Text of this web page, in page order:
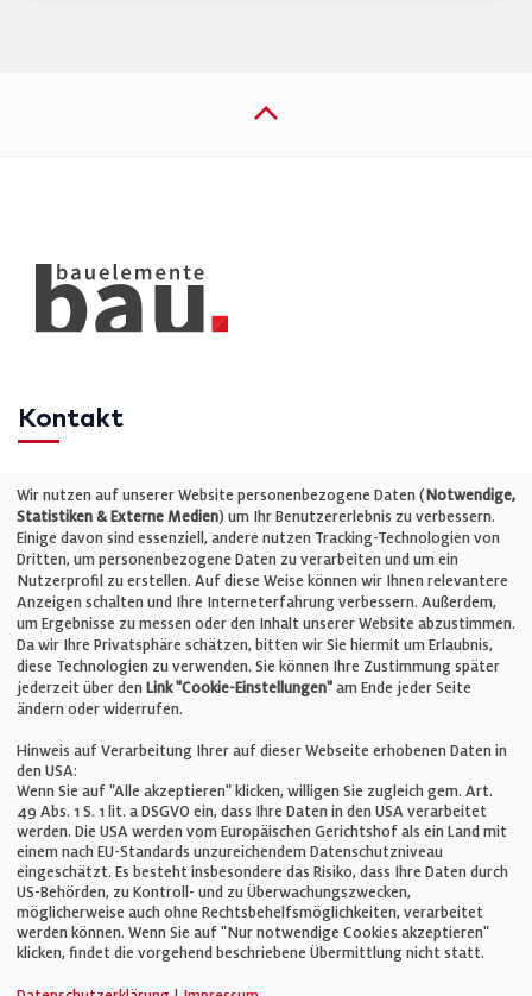
Kontakt
Telefon: +49 (0)711 2585563-0
E-Mail:info@bauelemente-bau.eu
Unternehmen
Impressum
Cookie-Einstellungen
AGB
© Verlag für Fachpublizistik GmbH
Wir nutzen auf unserer Website personenbezogene Daten (Notwendige,
Statistiken & Externe Medien) um Ihr Benutzererlebnis zu verbessern.
Einige davon sind essenziell, andere nutzen Tracking-Technologien von
Dritten, um personenbezogene Daten zu verarbeiten und um ein
Nutzerprofil zu erstellen. Auf diese Weise können wir Ihnen relevantere
Anzeigen schalten und Ihre Interneterfahrung verbessern. Außerdem,
um Ergebnisse zu messen oder den Inhalt unserer Website abzustimmen.
Da wir Ihre Privatsphäre schätzen, bitten wir Sie hiermit um Erlaubnis,
diese Technologien zu verwenden. Sie können Ihre Zustimmung später
jederzeit über den Link "Cookie-Einstellungen" am Ende jeder Seite
ändern oder widerrufen.
Hinweis auf Verarbeitung Ihrer auf dieser Webseite erhobenen Daten in
den USA:
Wenn Sie auf "Alle akzeptieren" klicken, willigen Sie zugleich gem. Art.
49 Abs. 1 S. 1 lit. a DSGVO ein, dass Ihre Daten in den USA verarbeitet
werden. Die USA werden vom Europäischen Gerichtshof als ein Land mit
einem nach EU-Standards unzureichendem Datenschutzniveau
eingeschätzt. Es besteht insbesondere das Risiko, dass Ihre Daten durch
US-Behörden, zu Kontroll- und zu Überwachungszwecken,
möglicherweise auch ohne Rechtsbehelfsmöglichkeiten, verarbeitet
werden können. Wenn Sie auf "Nur notwendige Cookies akzeptieren"
klicken, findet die vorgehend beschriebene Übermittlung nicht statt.